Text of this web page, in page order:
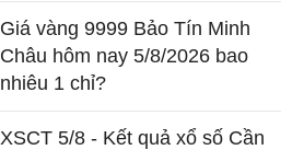
Giá vàng 9999 Bảo Tín Minh
Châu hôm nay 5/8/2026 bao
nhiêu 1 chỉ?
XSCT 5/8 - Kết quả xổ số Cần